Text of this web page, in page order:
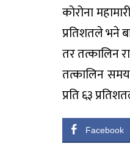
कोरोना
प्रतिशतले भने
तर तत्कालिन
तत्कालिन
प्रति ६३
Facebook